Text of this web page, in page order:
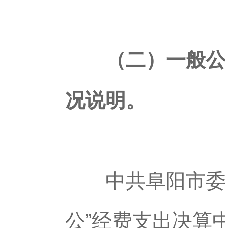
（二）一般
况说明。
中共阜阳市委
公”经费支出决算